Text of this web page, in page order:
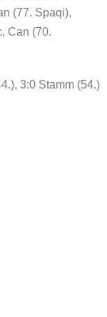
(77. Spaqi),
Can (70.
3:0 Stamm (54.)